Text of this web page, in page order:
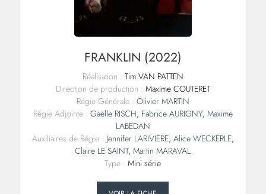
FRANKLIN (2022)
Réalisation : Tim VAN PATTEN
Direction de production : Maxime COUTERET
Régie Générale : Olivier MARTIN
Régie Adjointe : Gaëlle RISCH, Fabrice AURIGNY, Maxime
LABEDAN
Auxiliaires de Régie : Jennifer LARIVIERE, Alice WECKERLE,
Claire LE SAINT,Martin MARAVAL
Type : Mini série